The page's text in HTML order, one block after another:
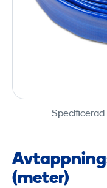
(meter)